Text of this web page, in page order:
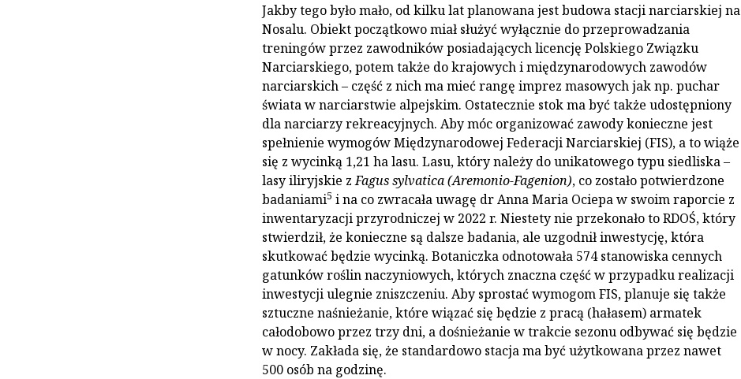
Jakby tego było mało, od kilku lat planowana jest budowa stacji narciarskiej na
Nosalu. Obiekt początkowo miał służyć wyłącznie do przeprowadzania
treningów przez zawodników posiadających licencję Polskiego Związku
Narciarskiego, potem także do krajowych i międzynarodowych zawodów
narciarskich – część z nich ma mieć rangę imprez masowych jak np. puchar
świata w narciarstwie alpejskim. Ostatecznie stok ma być także udostępniony
dla narciarzy rekreacyjnych. Aby móc organizować zawody konieczne jest
spełnienie wymogów Międzynarodowej Federacji Narciarskiej (FIS), a to wiąże
się z wycinką 1,21 ha lasu. Lasu, który należy do unikatowego typu siedliska –
lasy iliryjskie zFagus sylvatica (Aremonio-Fagenion), co zostało potwierdzone
badaniami5 i na co zwracała uwagę dr Anna Maria Ociepa w swoim raporcie z
inwentaryzacji przyrodniczej w 2022 r. Niestety nie przekonało to RDOŚ, który
stwierdził, że konieczne są dalsze badania, ale uzgodnił inwestycję, która
skutkować będzie wycinką. Botaniczka odnotowała 574 stanowiska cennych
gatunków roślin naczyniowych, których znaczna część w przypadku realizacji
inwestycji ulegnie zniszczeniu. Aby sprostać wymogom FIS, planuje się także
sztuczne naśnieżanie, które wiązać się będzie z pracą (hałasem) armatek
całodobowo przez trzy dni, a dośnieżanie w trakcie sezonu odbywać się będzie
w nocy. Zakłada się, że standardowo stacja ma być użytkowana przez nawet
500 osób na godzinę.